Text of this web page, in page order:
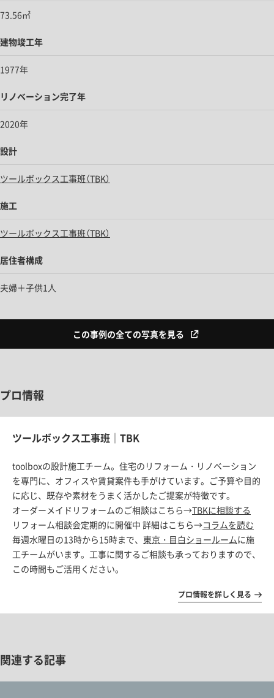
73.56㎡
建物竣工年
1977年
リノベーション完了年
2020年
設計
ツールボックス工事班（TBK）
施工
ツールボックス工事班（TBK）
居住者構成
夫婦＋子供1人
この事例の全ての写真を見る
プロ情報
ツールボックス工事班｜TBK
toolboxの設計施工チーム。住宅のリフォーム・リノベーション
を専門に、オフィスや賃貸案件も手がけています。ご予算や目的
に応じ、既存や素材をうまく活かしたご提案が特徴です。
オーダーメイドリフォームのご相談はこちら→TBKに相談する
リフォーム相談会定期的に開催中 詳細はこちら→コラムを読む
毎週水曜日の13時から15時まで、 東京・目白ショールームに施
工チームがいます。工事に関するご相談も承っておりますので、
この時間もご活用ください。
プロ情報を詳しく見る
関連する記事